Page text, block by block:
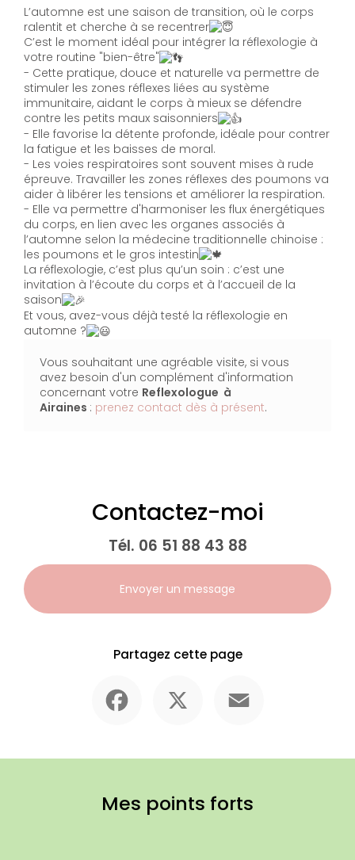
L’automne est une saison de transition, où le corps
ralentit et cherche à se recentrer
C’est le moment idéal pour intégrer la réflexologie à
votre routine "bien-être"
- Cette pratique, douce et naturelle va permettre de
stimuler les zones réflexes liées au système
immunitaire, aidant le corps à mieux se défendre
contre les petits maux saisonniers
- Elle favorise la détente profonde, idéale pour contrer
la fatigue et les baisses de moral.
- Les voies respiratoires sont souvent mises à rude
épreuve. Travailler les zones réflexes des poumons va
aider à libérer les tensions et améliorer la respiration.
- Elle va permettre d'harmoniser les flux énergétiques
du corps, en lien avec les organes associés à
l’automne selon la médecine traditionnelle chinoise :
les poumons et le gros intestin
La réflexologie, c’est plus qu’un soin : c’est une
invitation à l’écoute du corps et à l’accueil de la
saison
Et vous, avez-vous déjà testé la réflexologie en
automne ?
Vous souhaitant une agréable visite, si vous
avez besoin d'un complément d'information
concernant votre Reflexologue à
Airaines : prenez contact dès à présent.
Contactez-moi
Tél. 06 51 88 43 88
Envoyer un message
Partagez cette page
Mes points forts